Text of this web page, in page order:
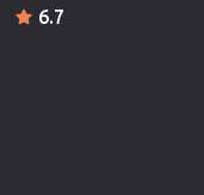
6.7